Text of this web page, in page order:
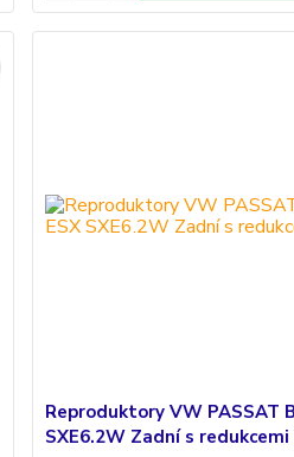
Reproduktory VW PASSAT
SXE6.2W Zadní s redukcemi